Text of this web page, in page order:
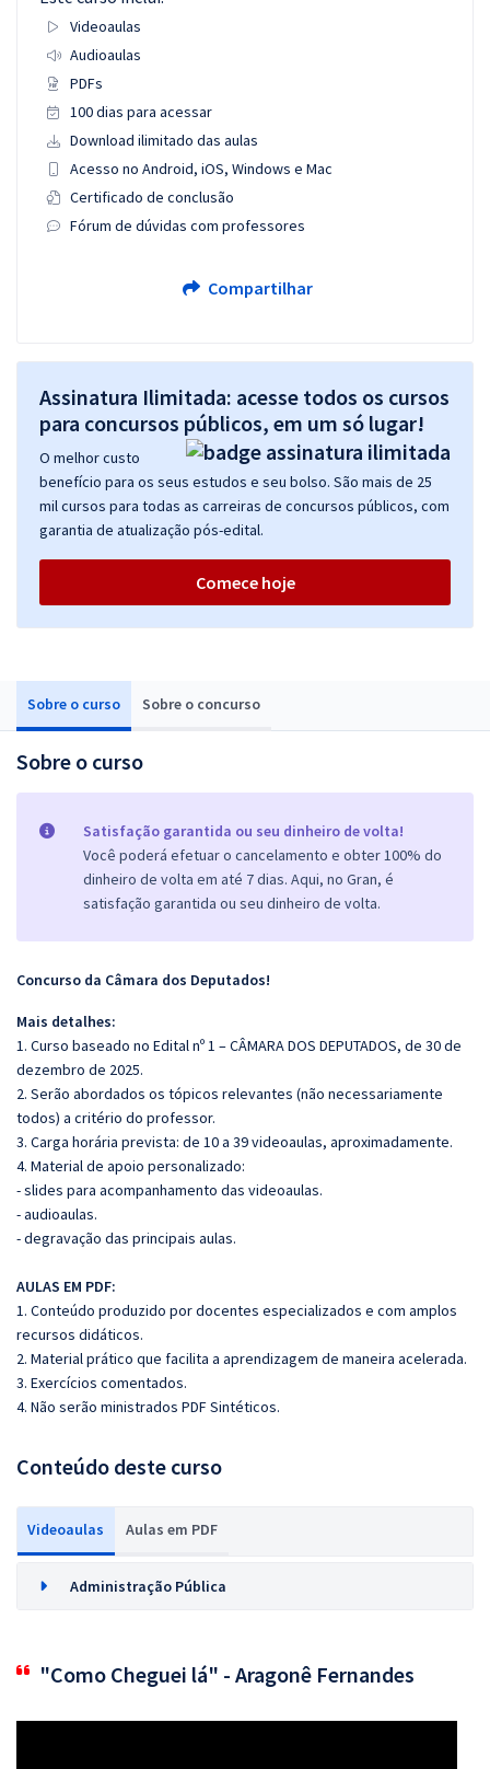
Sobre o curso Sobre o concurso
Sobre o curso
Satisfação garantida ou seu dinheiro de volta!
Você poderá efetuar o cancelamento e obter 100% do
dinheiro de volta em até 7 dias. Aqui, no Gran, é
satisfação garantida ou seu dinheiro de volta.
Concurso da Câmara dos Deputados!
Mais detalhes:
1. Curso baseado no Edital nº 1 – CÂMARA DOS DEPUTADOS, de 30 de
dezembro de 2025.
2. Serão abordados os tópicos relevantes (não necessariamente
todos) a critério do professor.
3. Carga horária prevista: de 10 a 39 videoaulas, aproximadamente.
4. Material de apoio personalizado:
- slides para acompanhamento das videoaulas.
- audioaulas.
- degravação das principais aulas.
AULAS EM PDF:
1. Conteúdo produzido por docentes especializados e com amplos
recursos didáticos.
2. Material prático que facilita a aprendizagem de maneira acelerada.
3. Exercícios comentados.
4. Não serão ministrados PDF Sintéticos.
Conteúdo deste curso
Videoaulas Aulas em PDF
Administração Pública
"Como Cheguei lá" - Aragonê Fernandes
Videoaulas
Audioaulas
PDFs
100 dias para acessar
Download ilimitado das aulas
Acesso no Android, iOS, Windows e Mac
Certificado de conclusão
Fórum de dúvidas com professores
Compartilhar
Assinatura Ilimitada: acesse todos os cursos
para concursos públicos, em um só lugar!
O melhor custo
benefício para os seus estudos e seu bolso. São mais de 25
mil cursos para todas as carreiras de concursos públicos, com
garantia de atualização pós-edital.
Comece hoje